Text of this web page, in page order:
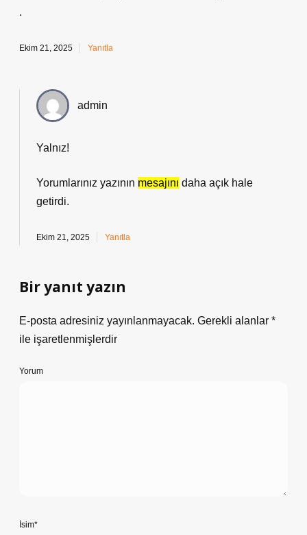
.
Ekim 21, 2025 Yanıtla
admin
Yalnız!
Yorumlarınız yazının mesajını daha açık hale
getirdi.
Ekim 21, 2025 Yanıtla
Bir yanıt yazın
E-posta adresiniz yayınlanmayacak. Gerekli alanlar *
ile işaretlenmişlerdir
Yorum
İsim*